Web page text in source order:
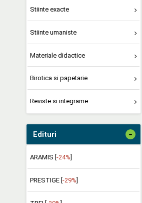
Stiinte exacte
Stiinte umaniste
Materiale didactice
Birotica si papetarie
Reviste si integrame
Edituri -
ARAMIS [ -24%
PRESTIGE [ -29%